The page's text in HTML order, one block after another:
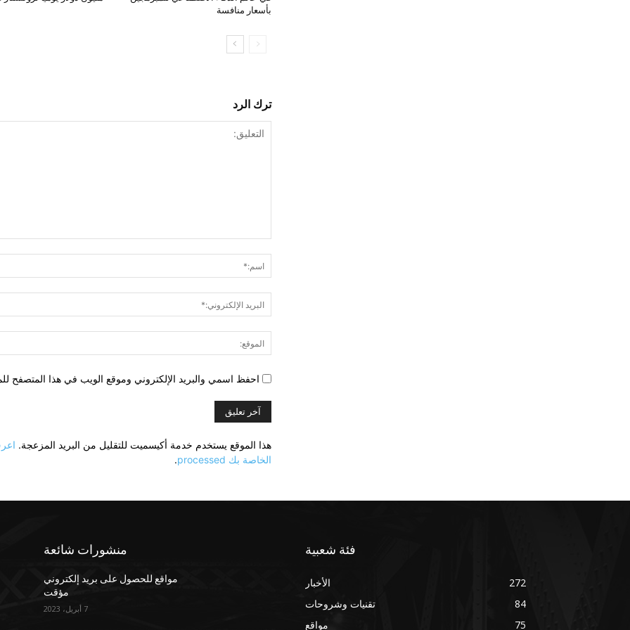
بأسعار منافسة
ترك الرد
احفظ اسمي والبريد الإلكتروني وموقع الويب في هذا المتصفح
هذا الموقع يستخدم خدمة أكيسميت للتقليل من البريد المزعجة.
الخاصة بك processed
.
منشورات شائعة
مواقع للحصول على بريد إلكتروني
مؤقت
7 أبريل، 2023
فئة شعبية
الأخبار
272
تقنيات وشروحات
84
مواقع
75